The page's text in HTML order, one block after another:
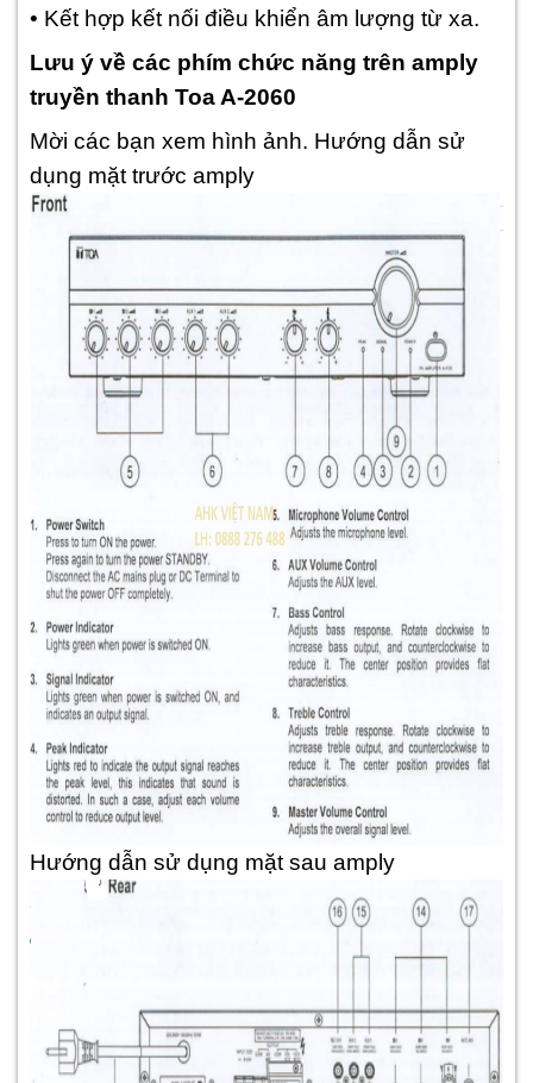
• Kết hợp kết nối điều khiển âm lượng từ xa.
Lưu ý về các phím chức năng trên amply
truyền thanh Toa A-2060
Mời các bạn xem hình ảnh. Hướng dẫn sử
dụng mặt trước amply
Hướng dẫn sử dụng mặt sau amply